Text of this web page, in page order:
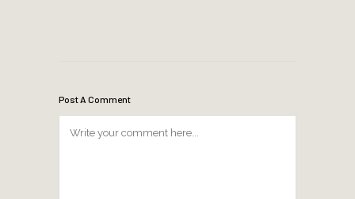
Post A Comment